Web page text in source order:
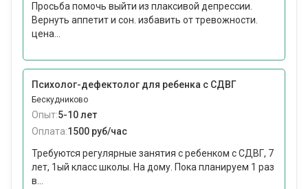
Просьба помочь выйти из плаксивой депрессии.
Вернуть аппетит и сон. избавить от тревожности.
цена...
Психолог-дефектолог для ребенка с СДВГ
Бескудниково
Опыт:5-10 лет
Оплата:1500 руб/час
Требуются регулярные занятия с ребенком с СДВГ, 7
лет, 1ый класс школы. На дому. Пока планируем 1 раз
в...